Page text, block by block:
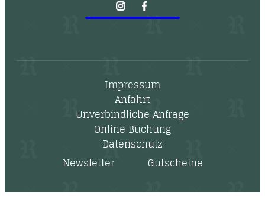
Impressum
Anfahrt
Unverbindliche Anfrage
Online Buchung
Datenschutz
Newsletter
Gutscheine